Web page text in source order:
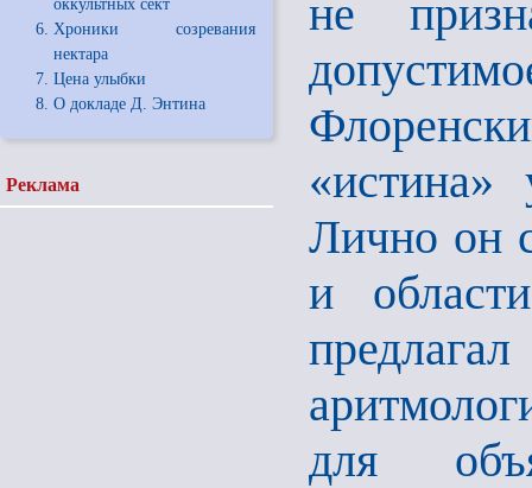
оккультных сект
Хроники созревания
нектара
Цена улыбки
О докладе Д. Энтина
Реклама
не
Лично он
и
для